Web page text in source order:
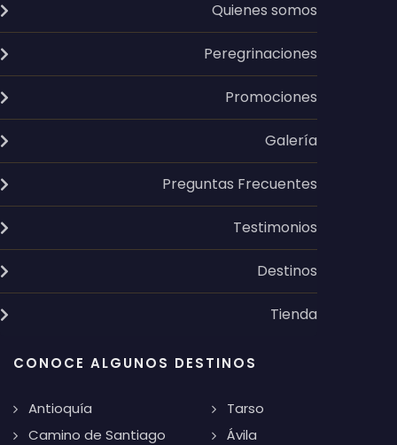
Quienes somos
Peregrinaciones
Promociones
Galería
Preguntas Frecuentes
Testimonios
Destinos
Tienda
CONOCE ALGUNOS DESTINOS
Antioquía
Camino de Santiago
Tarso
Ávila